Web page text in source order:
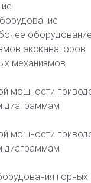
экскаваторов
механизмов
мощности
диаграммам
мощности
диаграммам